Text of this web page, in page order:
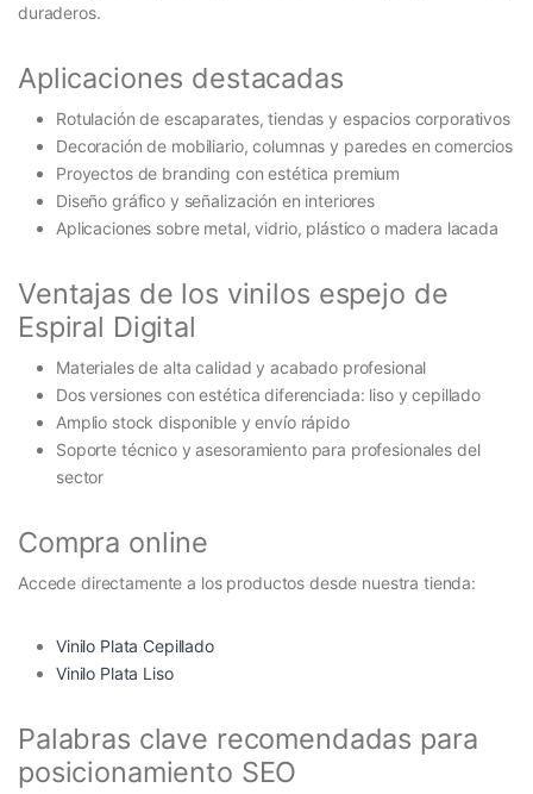
duraderos.
Aplicaciones destacadas
Rotulación de escaparates, tiendas y espacios corporativos
Decoración de mobiliario, columnas y paredes en comercios
Proyectos de branding con estética premium
Diseño gráfico y señalización en interiores
Aplicaciones sobre metal, vidrio, plástico o madera lacada
Ventajas de los vinilos espejo de
Espiral Digital
Materiales de alta calidad y acabado profesional
Dos versiones con estética diferenciada: liso y cepillado
Amplio stock disponible y envío rápido
Soporte técnico y asesoramiento para profesionales del
sector
Compra online
Accede directamente a los productos desde nuestra tienda:
Vinilo Plata Cepillado
Vinilo Plata Liso
Palabras clave recomendadas para
posicionamiento SEO